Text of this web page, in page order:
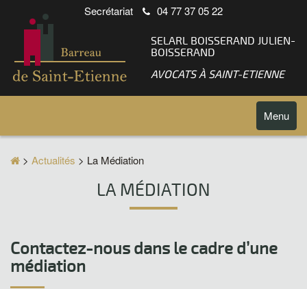
Secrétariat 04 77 37 05 22
SELARL BOISSERAND JULIEN-
BOISSERAND
AVOCATS À SAINT-ETIENNE
Toggle
Menu
> Actualités > La Médiation
LA MÉDIATION
Contactez-nous dans le cadre d’une
médiation